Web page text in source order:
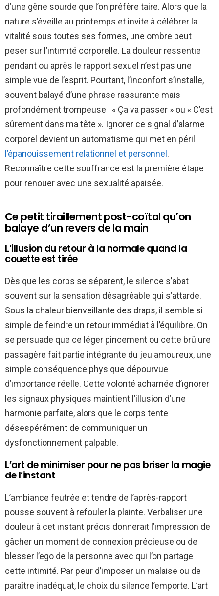
d’une gêne sourde que l’on préfère taire. Alors que la
nature s’éveille au printemps et invite à célébrer la
vitalité sous toutes ses formes, une ombre peut
peser sur l’intimité corporelle. La douleur ressentie
pendant ou après le rapport sexuel n’est pas une
simple vue de l’esprit. Pourtant, l’inconfort s’installe,
souvent balayé d’une phrase rassurante mais
profondément trompeuse : « Ça va passer » ou « C’est
sûrement dans ma tête ». Ignorer ce signal d’alarme
corporel devient un automatisme qui met en péril
l’épanouissement relationnel et personnel .
Reconnaître cette souffrance est la première étape
pour renouer avec une sexualité apaisée.
Ce petit tiraillement post-coïtal qu’on
balaye d’un revers de la main
L’illusion du retour à la normale quand la
couette est tirée
Dès que les corps se séparent, le silence s’abat
souvent sur la sensation désagréable qui s’attarde.
Sous la chaleur bienveillante des draps, il semble si
simple de feindre un retour immédiat à l’équilibre. On
se persuade que ce léger pincement ou cette brûlure
passagère fait partie intégrante du jeu amoureux, une
simple conséquence physique dépourvue
d’importance réelle. Cette volonté acharnée d’ignorer
les signaux physiques maintient l’illusion d’une
harmonie parfaite, alors que le corps tente
désespérément de communiquer un
dysfonctionnement palpable.
L’art de minimiser pour ne pas briser la magie
de l’instant
L’ambiance feutrée et tendre de l’après-rapport
pousse souvent à refouler la plainte. Verbaliser une
douleur à cet instant précis donnerait l’impression de
gâcher un moment de connexion précieuse ou de
blesser l’ego de la personne avec qui l’on partage
cette intimité. Par peur d’imposer un malaise ou de
paraître inadéquat, le choix du silence l’emporte. L’art